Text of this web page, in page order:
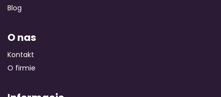
Blog
O nas
Kontakt
O firmie